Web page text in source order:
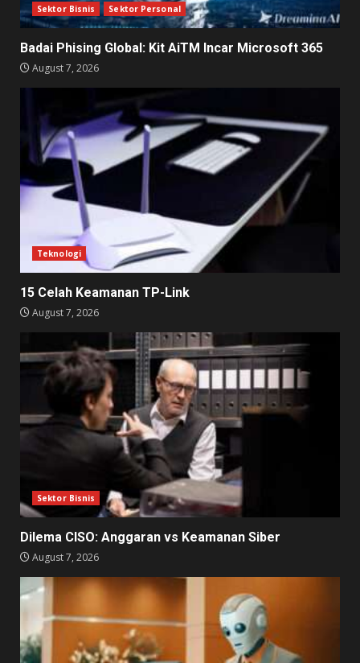
Sektor Bisnis Sektor Personal
Badai Phising Global: Kit AiTM Incar Microsoft 365
August 7, 2026
Teknologi
15 Celah Keamanan TP-Link
August 7, 2026
Sektor Bisnis
Dilema CISO: Anggaran vs Keamanan Siber
August 7, 2026